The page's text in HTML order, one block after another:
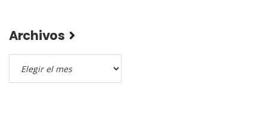
Archivos